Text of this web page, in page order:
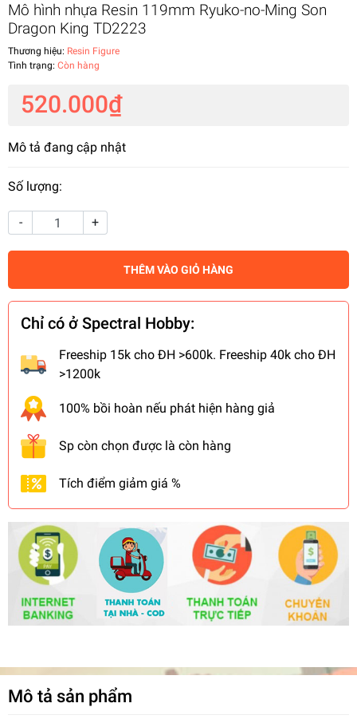
Mô hình nhựa Resin 119mm Ryuko-no-Ming Son
Dragon King TD2223
Thương hiệu: Resin Figure
Tình trạng: Còn hàng
520.000₫
Mô tả đang cập nhật
Số lượng:
- +
THÊM VÀO GIỎ HÀNG
Chỉ có ở Spectral Hobby:
Freeship 15k cho ĐH >600k. Freeship 40k cho ĐH
>1200k
100% bồi hoàn nếu phát hiện hàng giả
Sp còn chọn được là còn hàng
Tích điểm giảm giá %
Mô tả sản phẩm